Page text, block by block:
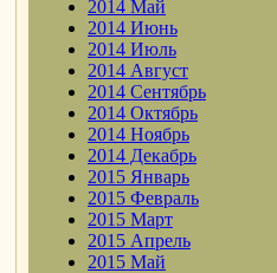
2014 Май
2014 Июнь
2014 Июль
2014 Август
2014 Сентябрь
2014 Октябрь
2014 Ноябрь
2014 Декабрь
2015 Январь
2015 Февраль
2015 Март
2015 Апрель
2015 Май